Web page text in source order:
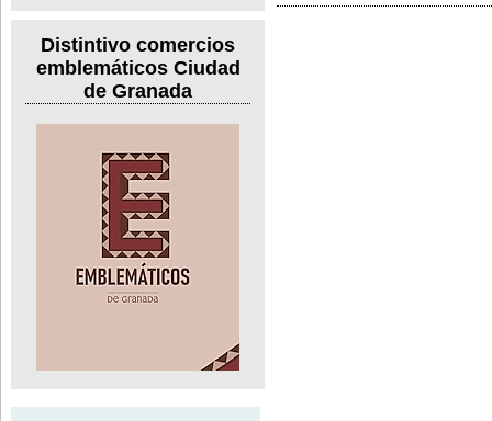
Distintivo comercios
emblemáticos Ciudad
de Granada